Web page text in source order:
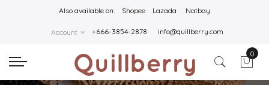
Also available on: Shopee Lazada Natbay
Account +666-3854-2878 info@quillberry.com
0